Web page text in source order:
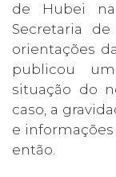
de Hubei
Secretaria
orientações
publicou
situação do
caso, a
e
então.